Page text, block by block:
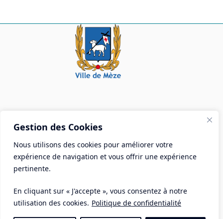
Gestion des Cookies
Nous utilisons des cookies pour améliorer votre
expérience de navigation et vous offrir une expérience
pertinente.
En cliquant sur « J'accepte », vous consentez à notre
utilisation des cookies. Politique de confidentialité
Mairie de Mèze
Place Aristide Briand - BP 28 34140 Mèze
Tél :04 67 18 30 30
Mail :